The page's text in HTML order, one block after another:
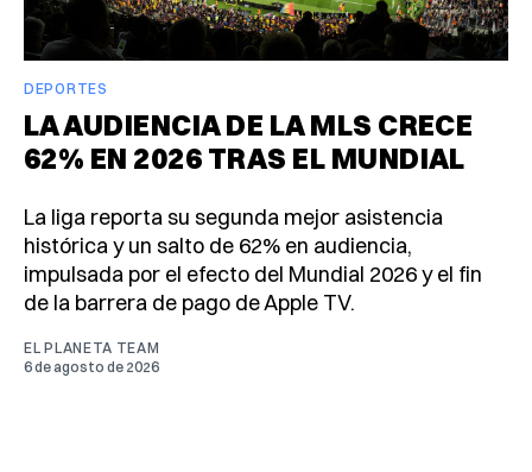
DEPORTES
LA AUDIENCIA DE LA MLS CRECE
62% EN 2026 TRAS EL MUNDIAL
La liga reporta su segunda mejor asistencia
histórica y un salto de 62% en audiencia,
impulsada por el efecto del Mundial 2026 y el fin
de la barrera de pago de Apple TV.
EL PLANETA TEAM
6 de agosto de 2026